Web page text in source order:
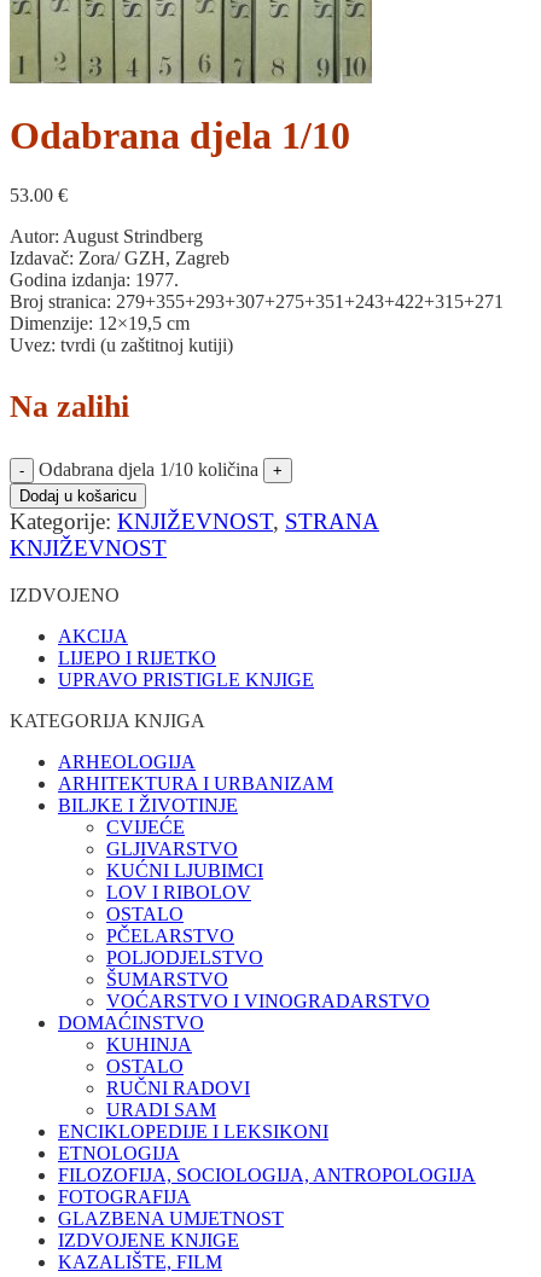
Odabrana djela 1/10
53.00 €
Autor: August Strindberg
Izdavač: Zora/ GZH, Zagreb
Godina izdanja: 1977.
Broj stranica: 279+355+293+307+275+351+243+422+315+271
Dimenzije: 12×19,5 cm
Uvez: tvrdi (u zaštitnoj kutiji)
Na zalihi
Odabrana djela 1/10 količina
Dodaj u košaricu
Kategorije: KNJIŽEVNOST, STRANA
KNJIŽEVNOST
IZDVOJENO
AKCIJA
LIJEPO I RIJETKO
UPRAVO PRISTIGLE KNJIGE
KATEGORIJA KNJIGA
ARHEOLOGIJA
ARHITEKTURA I URBANIZAM
BILJKE I ŽIVOTINJE
CVIJEĆE
GLJIVARSTVO
KUĆNI LJUBIMCI
LOV I RIBOLOV
OSTALO
PČELARSTVO
POLJODJELSTVO
ŠUMARSTVO
VOĆARSTVO I VINOGRADARSTVO
DOMAĆINSTVO
KUHINJA
OSTALO
RUČNI RADOVI
URADI SAM
ENCIKLOPEDIJE I LEKSIKONI
ETNOLOGIJA
FILOZOFIJA, SOCIOLOGIJA, ANTROPOLOGIJA
FOTOGRAFIJA
GLAZBENA UMJETNOST
IZDVOJENE KNJIGE
KAZALIŠTE, FILM